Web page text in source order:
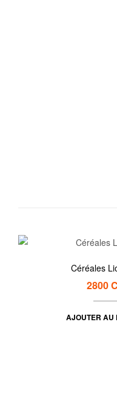
Céréales
2800
AJOUTER AU